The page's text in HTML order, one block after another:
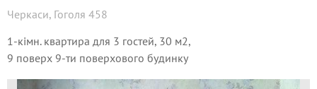
Черкаси, Гоголя 458
1-кімн. квартира для 3 гостей, 30 м2,
9 поверх 9-ти поверхового будинку